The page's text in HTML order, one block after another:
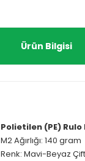
Ürün Bilgisi
Polietilen (PE)
M2 Ağırlığı: 140 gram
Renk: Mavi-Beyaz